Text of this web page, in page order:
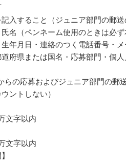
入すること（ジュニア部門の郵送
名（ペンネーム使用のときは必
年月日・連絡のつく電話番号・
府県または国名・応募部門・個
の応募およびジュニア部門の郵
ントしない）
文字以内
文字以内